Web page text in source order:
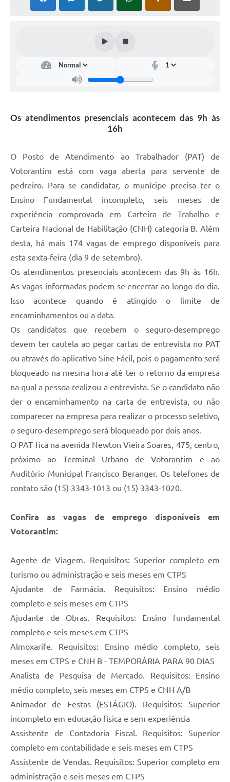
COVID - 19
Jornal (Edições anteriores)
Uso de Internet e Recursos de Informática
Arquivos para Download
Manual para arquivo de remessa – NFSe
Lei de Acesso à Informação
Legislação
Notícias
Contato
Os atendimentos presenciais acontecem das 9h às
16h
O Posto de Atendimento ao Trabalhador (PAT) de
Votorantim está com vaga aberta para servente de
pedreiro. Para se candidatar, o munícipe precisa ter o
Ensino Fundamental incompleto, seis meses de
experiência comprovada em Carteira de Trabalho e
Carteira Nacional de Habilitação (CNH) categoria B. Além
desta, há mais 174 vagas de emprego disponíveis para
esta sexta-feira (dia 9 de setembro).
Os atendimentos presenciais acontecem das 9h às 16h.
As vagas informadas podem se encerrar ao longo do dia.
Isso acontece quando é atingido o limite de
encaminhamentos ou a data.
Os candidatos que recebem o seguro-desemprego
devem ter cautela ao pegar cartas de entrevista no PAT
ou através do aplicativo Sine Fácil, pois o pagamento será
bloqueado na mesma hora até ter o retorno da empresa
na qual a pessoa realizou a entrevista. Se o candidato não
der o encaminhamento na carta de entrevista, ou não
comparecer na empresa para realizar o processo seletivo,
o seguro-desemprego será bloqueado por dois anos.
O PAT fica na avenida Newton Vieira Soares, 475, centro,
próximo ao Terminal Urbano de Votorantim e ao
Auditório Municipal Francisco Beranger. Os telefones de
contato são (15) 3343-1013 ou (15) 3343-1020.
Confira as vagas de emprego disponíveis em
Votorantim:
Agente de Viagem. Requisitos: Superior completo em
turismo ou administração e seis meses em CTPS
Ajudante de Farmácia. Requisitos: Ensino médio
completo e seis meses em CTPS
Ajudante de Obras. Requisitos: Ensino fundamental
completo e seis meses em CTPS
Almoxarife. Requisitos: Ensino médio completo, seis
meses em CTPS e CNH B - TEMPORÁRIA PARA 90 DIAS
Analista de Pesquisa de Mercado. Requisitos: Ensino
médio completo, seis meses em CTPS e CNH A/B
Animador de Festas (ESTÁGIO). Requisitos: Superior
incompleto em educação física e sem experiência
Assistente de Contadoria Fiscal. Requisitos: Superior
completo em contabilidade e seis meses em CTPS
Assistente de Vendas. Requisitos: Superior completo em
administração e seis meses em CTPS